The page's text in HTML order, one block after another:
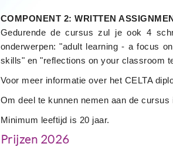
COMPONENT 2: WRITTEN
Gedurende de cursus zul je ook 4
onderwerpen: "adult learning - a focus
skills" en "reflections on your classroom
Voor meer informatie over het CELTA
Om deel te kunnen nemen aan de
Minimum leeftijd is 20 jaar.
Prijzen 2026